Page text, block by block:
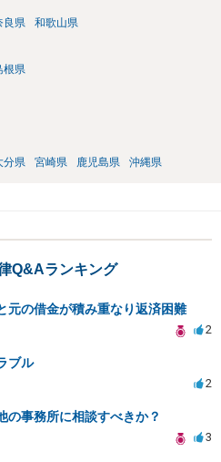
良県 和歌山県
根県
分県 宮崎県 鹿児島県 沖縄県
Q&Aランキング
元の借金が積み重なり返済困難
2
ブル
2
の事務所に相談すべきか？
3